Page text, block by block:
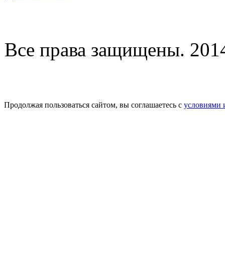
Все права защищены.
Продолжая пользоваться сайтом, вы соглашаетесь с условиями